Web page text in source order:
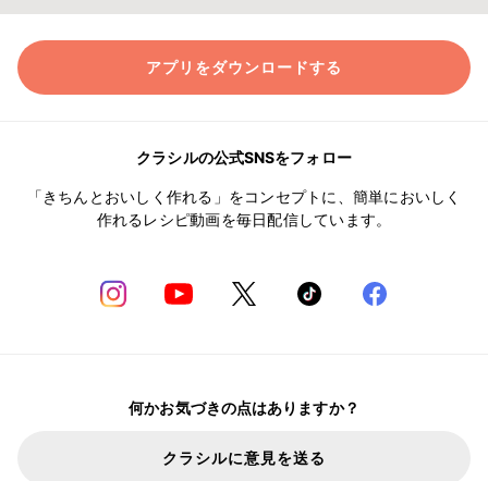
アプリをダウンロードする
クラシルの公式SNSをフォロー
「きちんとおいしく作れる」をコンセプトに、簡単においしく
作れるレシピ動画を毎日配信しています。
何かお気づきの点はありますか？
クラシルに意見を送る